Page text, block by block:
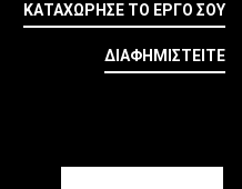
ΚΑΤΑΧΩΡΗΣΕ ΤΟ ΕΡΓΟ ΣΟΥ
ΔΙΑΦΗΜΙΣΤΕΙΤΕ